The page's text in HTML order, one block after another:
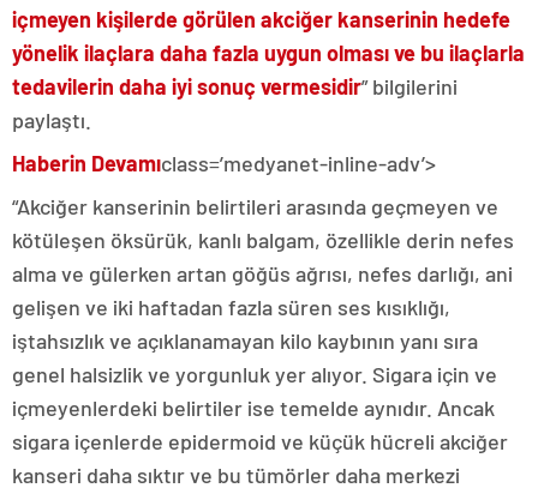
içmeyen kişilerde görülen akciğer kanserinin hedefe
yönelik ilaçlara daha fazla uygun olması ve bu ilaçlarla
tedavilerin daha iyi sonuç vermesidir” bilgilerini
paylaştı.
Haberin Devamıclass=’medyanet-inline-adv’>
“Akciğer kanserinin belirtileri arasında geçmeyen ve
kötüleşen öksürük, kanlı balgam, özellikle derin nefes
alma ve gülerken artan göğüs ağrısı, nefes darlığı, ani
gelişen ve iki haftadan fazla süren ses kısıklığı,
iştahsızlık ve açıklanamayan kilo kaybının yanı sıra
genel halsizlik ve yorgunluk yer alıyor. Sigara için ve
içmeyenlerdeki belirtiler ise temelde aynıdır. Ancak
sigara içenlerde epidermoid ve küçük hücreli akciğer
kanseri daha sıktır ve bu tümörler daha merkezi